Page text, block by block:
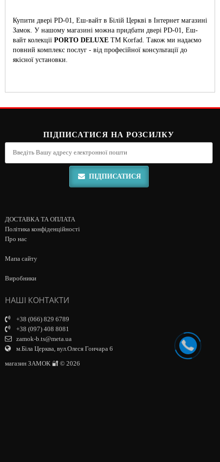
Купити двері PD-01, Еш-вайт в Білій Церкві в Інтернет магазині
Замок. У нашому магазині можна придбати двері PD-01, Еш-
вайт колекції PORTO DELUXE ТМ Korfad. Також ми надаємо
повний комплекс послуг - від професійної консультації до
якісної установки.
ПІДПИСАТИСЯ НА РОЗСИЛКУ
ПІДПИСАТИСЯ
ДОСТАВКА ТА ОПЛАТА
Політика конфіденційності
Про нас
Мапа сайту
Виробники
НАШІ КОНТАКТИ
+38 (066) 829 6789
+38 (097) 408 8081
zamok-b.ts@meta.ua
м.Біла Церква, вул.Олеся Гончара 6
магазин ЗАМОК 🔐 © 2026